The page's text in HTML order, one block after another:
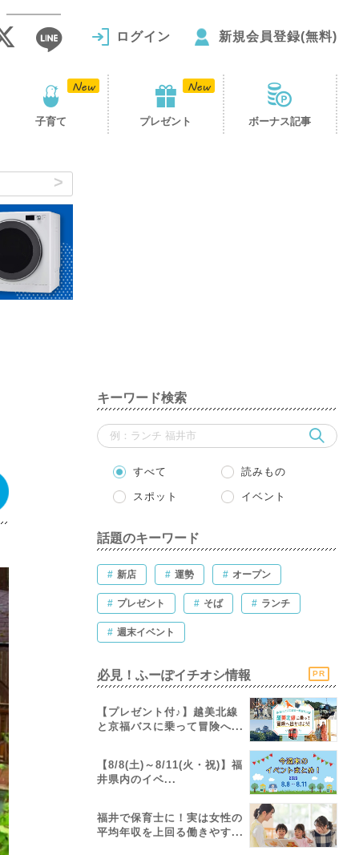
ログイン 新規会員登録(無料)
子育て プレゼント ボーナス記事
キーワード検索
すべて 読みもの
スポット イベント
話題のキーワード
# 新店 # 運勢 # オープン
# プレゼント # そば # ランチ
# 週末イベント
必見！ふーぽイチオシ情報 PR
【プレゼント付♪】越美北線
と京福バスに乗って冒険へ...
【8/8(土)～8/11(火・祝)】福
井県内のイベ...
福井で保育士に！実は女性の
平均年収を上回る働きやす...